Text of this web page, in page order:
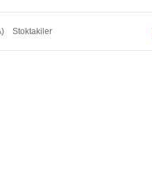
Stoktakiler